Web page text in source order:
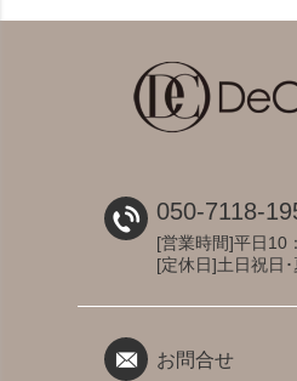
050-7118-
[営業時間]平日10
[定休日]土日祝日
お問合せ